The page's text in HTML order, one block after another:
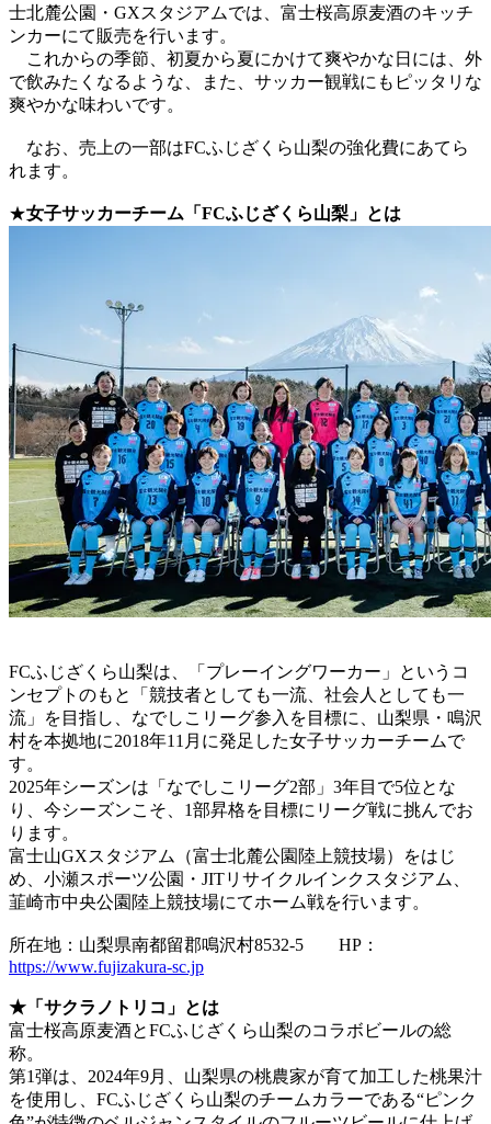
士北麓公園・GXスタジアムでは、富士桜高原麦酒のキッチ
ンカーにて販売を行います。
これからの季節、初夏から夏にかけて爽やかな日には、外
で飲みたくなるような、また、サッカー観戦にもピッタリな
爽やかな味わいです。
なお、売上の一部はFCふじざくら山梨の強化費にあてら
れます。
★女子サッカーチーム「FCふじざくら山梨」とは
FCふじざくら山梨は、「プレーイングワーカー」というコ
ンセプトのもと「競技者としても一流、社会人としても一
流」を目指し、なでしこリーグ参入を目標に、山梨県・鳴沢
村を本拠地に2018年11月に発足した女子サッカーチームで
す。
2025年シーズンは「なでしこリーグ2部」3年目で5位とな
り、今シーズンこそ、1部昇格を目標にリーグ戦に挑んでお
ります。
富士山GXスタジアム（富士北麓公園陸上競技場）をはじ
め、小瀬スポーツ公園・JITリサイクルインクスタジアム、
韮崎市中央公園陸上競技場にてホーム戦を行います。
所在地：山梨県南都留郡鳴沢村8532-5 HP：
https://www.fujizakura-sc.jp
★「サクラノトリコ」とは
富士桜高原麦酒とFCふじざくら山梨のコラボビールの総
称。
第1弾は、2024年9月、山梨県の桃農家が育て加工した桃果汁
を使用し、FCふじざくら山梨のチームカラーである“ピンク